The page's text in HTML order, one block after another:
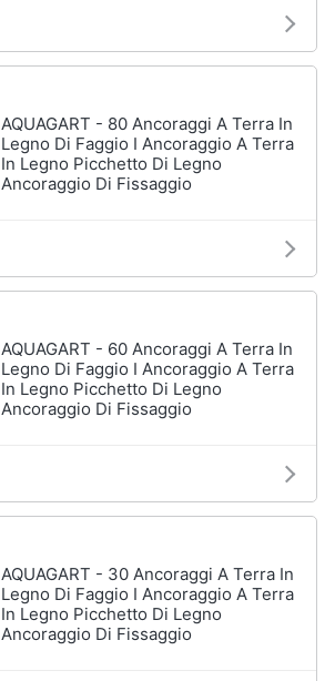
AQUAGART - 80 Ancoraggi A Terra In
Legno Di Faggio I Ancoraggio A Terra
In Legno Picchetto Di Legno
Ancoraggio Di Fissaggio
AQUAGART - 60 Ancoraggi A Terra In
Legno Di Faggio I Ancoraggio A Terra
In Legno Picchetto Di Legno
Ancoraggio Di Fissaggio
AQUAGART - 30 Ancoraggi A Terra In
Legno Di Faggio I Ancoraggio A Terra
In Legno Picchetto Di Legno
Ancoraggio Di Fissaggio